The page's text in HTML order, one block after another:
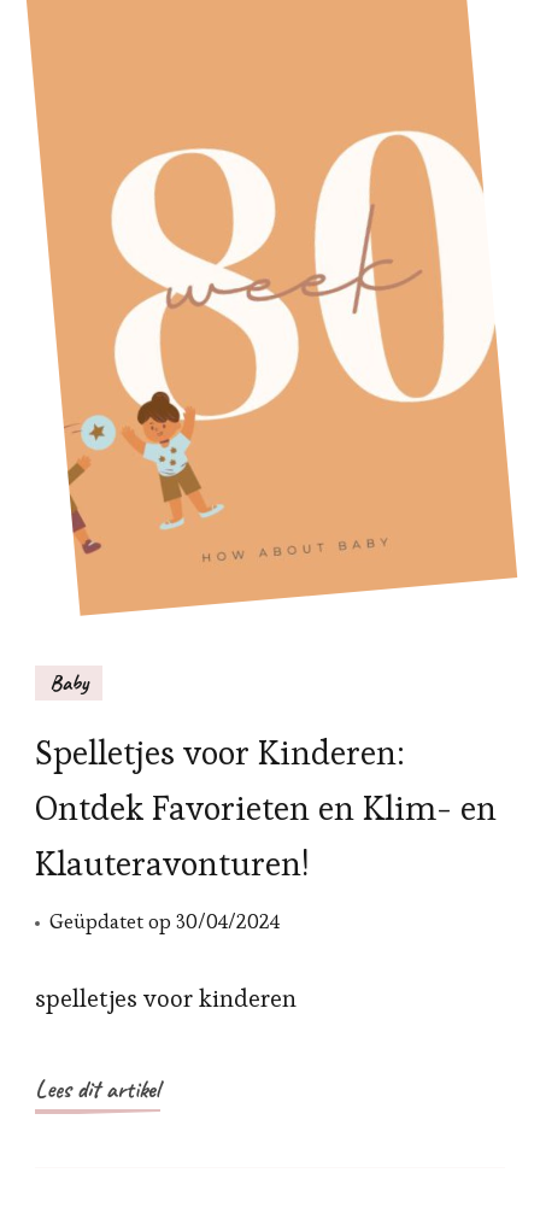
Baby
Spelletjes voor Kinderen:
Ontdek Favorieten en Klim- en
Klauteravonturen!
Geüpdatet op 30/04/2024
spelletjes voor kinderen
Lees dit artikel